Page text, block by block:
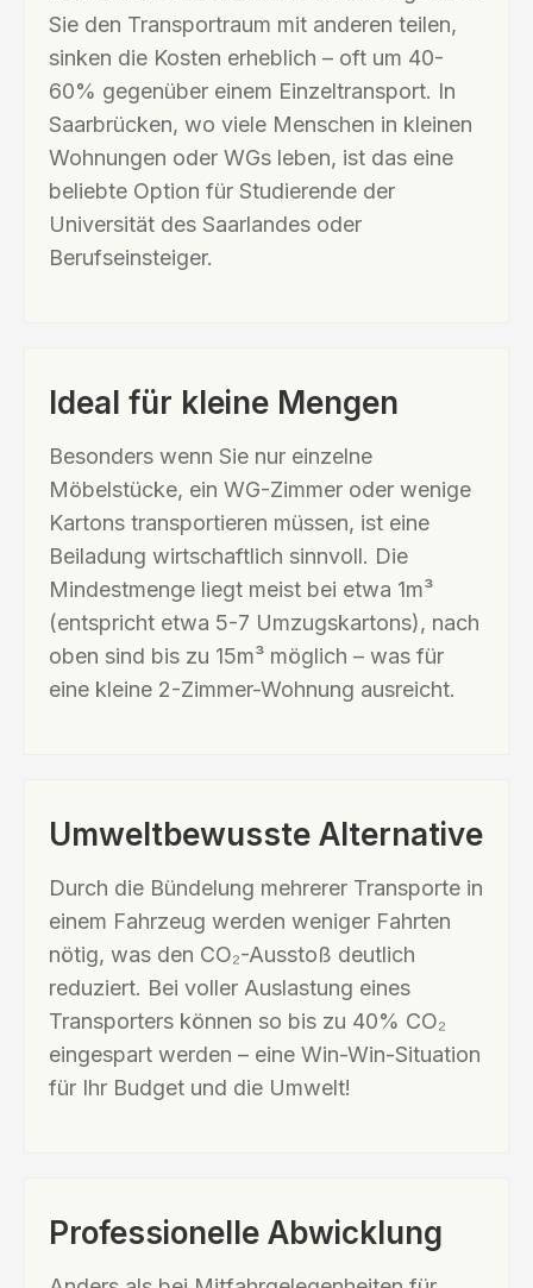
Sie den Transportraum mit anderen teilen,
sinken die Kosten erheblich – oft um 40-
60% gegenüber einem Einzeltransport. In
Saarbrücken, wo viele Menschen in kleinen
Wohnungen oder WGs leben, ist das eine
beliebte Option für Studierende der
Universität des Saarlandes oder
Berufseinsteiger.
Ideal für kleine Mengen
Besonders wenn Sie nur einzelne
Möbelstücke, ein WG-Zimmer oder wenige
Kartons transportieren müssen, ist eine
Beiladung wirtschaftlich sinnvoll. Die
Mindestmenge liegt meist bei etwa 1m³
(entspricht etwa 5-7 Umzugskartons), nach
oben sind bis zu 15m³ möglich – was für
eine kleine 2-Zimmer-Wohnung ausreicht.
Umweltbewusste Alternative
Durch die Bündelung mehrerer Transporte in
einem Fahrzeug werden weniger Fahrten
nötig, was den CO₂-Ausstoß deutlich
reduziert. Bei voller Auslastung eines
Transporters können so bis zu 40% CO₂
eingespart werden – eine Win-Win-Situation
für Ihr Budget und die Umwelt!
Professionelle Abwicklung